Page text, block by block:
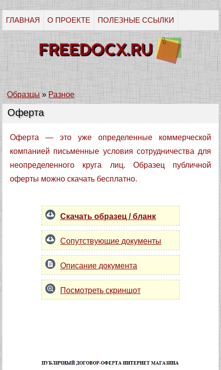
ГЛАВНАЯ О ПРОЕКТЕ ПОЛЕЗНЫЕ ССЫЛКИ
Образцы»Разное
Оферта
Оферта — это уже определенные коммерческой
компанией письменные условия сотрудничества для
неопределенного круга лиц. Образец публичной
оферты можно скачать бесплатно.
Скачать образец / бланк
Сопутствующие документы
Описание документа
Посмотреть скриншот